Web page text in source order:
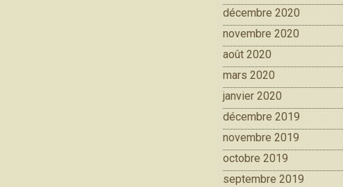
décembre 2020
novembre 2020
août 2020
mars 2020
janvier 2020
décembre 2019
novembre 2019
octobre 2019
septembre 2019